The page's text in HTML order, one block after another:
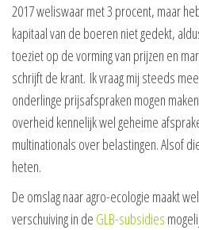
2017 weliswaar met 3 procent, maar
kapitaal van de boeren niet gedekt,
toeziet op de vorming van prijzen en
schrijft de krant. Ik vraag mij steeds
onderlinge prijsafspraken mogen
overheid kennelijk wel geheime
multinationals over belastingen. Alsof
heten.
De omslag naar agro-ecologie maakt
verschuiving in de GLB-subsidies